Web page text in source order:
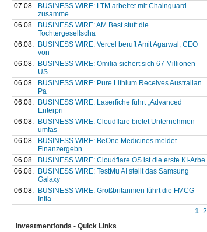
07.08.
BUSINESS WIRE: LTM arbeitet mit Chainguard
zusamme
06.08.
BUSINESS WIRE: AM Best stuft die
Tochtergesellscha
06.08.
BUSINESS WIRE: Vercel beruft Amit Agarwal, CEO
von
06.08.
BUSINESS WIRE: Omilia sichert sich 67 Millionen
US
06.08.
BUSINESS WIRE: Pure Lithium Receives Australian
Pa
06.08.
BUSINESS WIRE: Laserfiche führt „Advanced
Enterpri
06.08.
BUSINESS WIRE: Cloudflare bietet Unternehmen
umfas
06.08.
BUSINESS WIRE: BeOne Medicines meldet
Finanzergebn
06.08.
BUSINESS WIRE: Cloudflare OS ist die erste KI-Arbe
06.08.
BUSINESS WIRE: TestMu AI stellt das Samsung
Galaxy
06.08.
BUSINESS WIRE: Großbritannien führt die FMCG-
Infla
1 2
Investmentfonds - Quick Links